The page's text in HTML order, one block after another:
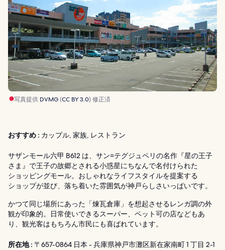
写真提供 DVMG(CC BY 3.0) 修正済
おすすめ : カップル, 家族, レストラン
サザンモール六甲 B612 は、サン=テグジュペリの名作『星の王子
さま』で王子の故郷とされる小惑星にちなんで名付けられた
ショッピングモール。おしゃれなライフスタイルを提案する
ショップが並び、落ち着いた雰囲気が神戸らしさいっぱいです。
かつて同じ場所にあった「煉瓦倉庫」を想起させるレンガ調の外
観が印象的。日常使いできるスーパー、ペット可の店などもあ
り、観光客はもちろん市民にも喜ばれています。
所在地 : 〒657-0864 日本 - 兵庫県神戸市灘区新在家南町 1 丁目 2-1